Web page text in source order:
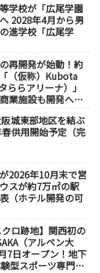
学校が「広尾学園
2028年4月から男
進学校「広尾学
再開発が始動！約
（仮称）Kubota
ららアリーナ）」
業施設も開発へ
城東部地区を結ぶ
供用開始予定（完
2026年10月末で営
スが約7万㎡の駅
（ホテル開発の可
クロ跡地】関西初の
（アルペン大
7日オープン！地下
型スポーツ専門店